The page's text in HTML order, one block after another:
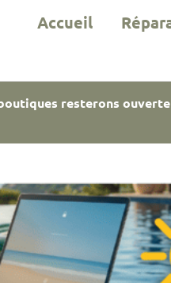
Accueil
resterons